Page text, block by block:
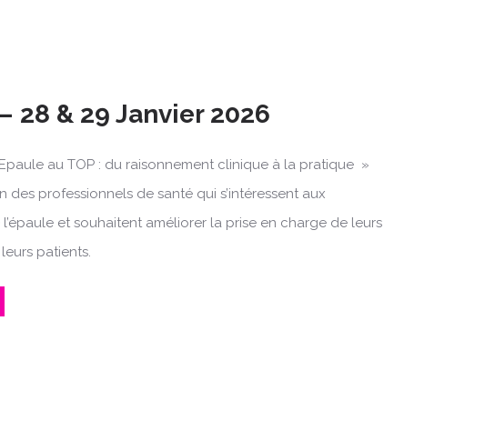
28 & 29 Janvier 2026
au TOP : du raisonnement clinique à la pratique »
des professionnels de santé qui s’intéressent aux
et souhaitent améliorer la prise en charge de leurs
patients.